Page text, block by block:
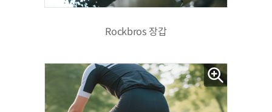
Rockbros 장갑